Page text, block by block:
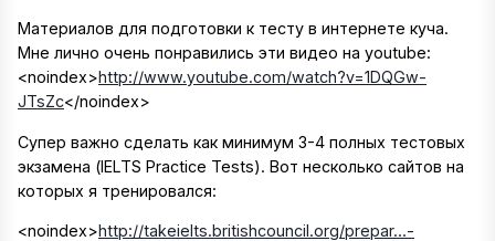
Материалов для подготовки к тесту в интернете куча.
Мне лично очень понравились эти видео на youtube:
<noindex>http://www.youtube.com/watch?v=1DQGw-
JTsZc</noindex>
Супер важно сделать как минимум 3-4 полных тестовых
экзамена (IELTS Practice Tests). Вот несколько сайтов на
которых я тренировался:
<noindex>http://takeielts.britishcouncil.org/prepar...-